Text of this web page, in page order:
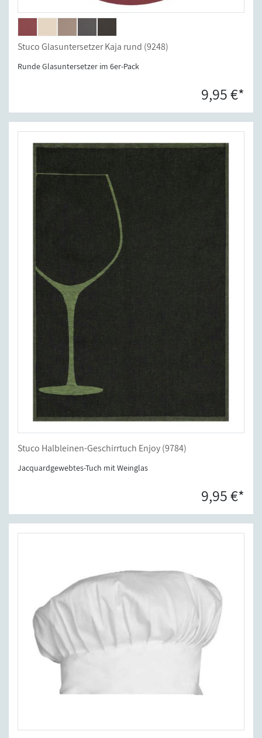
Stuco Glasuntersetzer Kaja rund (9248)
Runde Glasuntersetzer im 6er-Pack
9,95 €*
Stuco Halbleinen-Geschirrtuch Enjoy (9784)
Jacquardgewebtes-Tuch mit Weinglas
9,95 €*